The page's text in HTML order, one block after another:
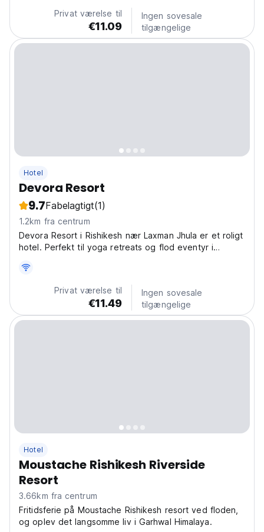
Privat værelse til
€11.09
Ingen sovesale
tilgængelige
Hotel
Devora Resort
9.7Fabelagtigt(1)
1.2km fra centrum
Devora Resort i Rishikesh nær Laxman Jhula er et roligt
hotel. Perfekt til yoga retreats og flod eventyr i
language)
Privat værelse til
€11.49
Ingen sovesale
tilgængelige
Hotel
Moustache Rishikesh Riverside
Resort
3.66km fra centrum
Fritidsferie på Moustache Rishikesh resort ved floden,
og oplev det langsomme liv i Garhwal Himalaya.